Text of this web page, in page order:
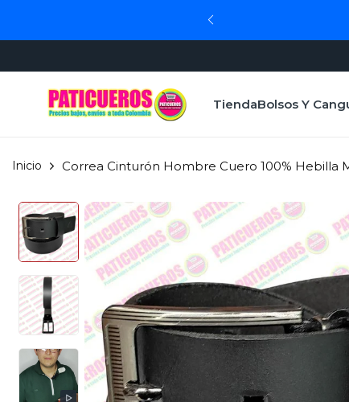
TiendaBolsos Y
Inicio Correa Cinturón Hombre Cuero 100% Hebilla